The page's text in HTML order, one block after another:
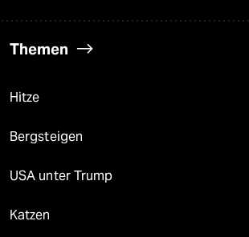
Themen
Hitze
Bergsteigen
USA unter Trump
Katzen